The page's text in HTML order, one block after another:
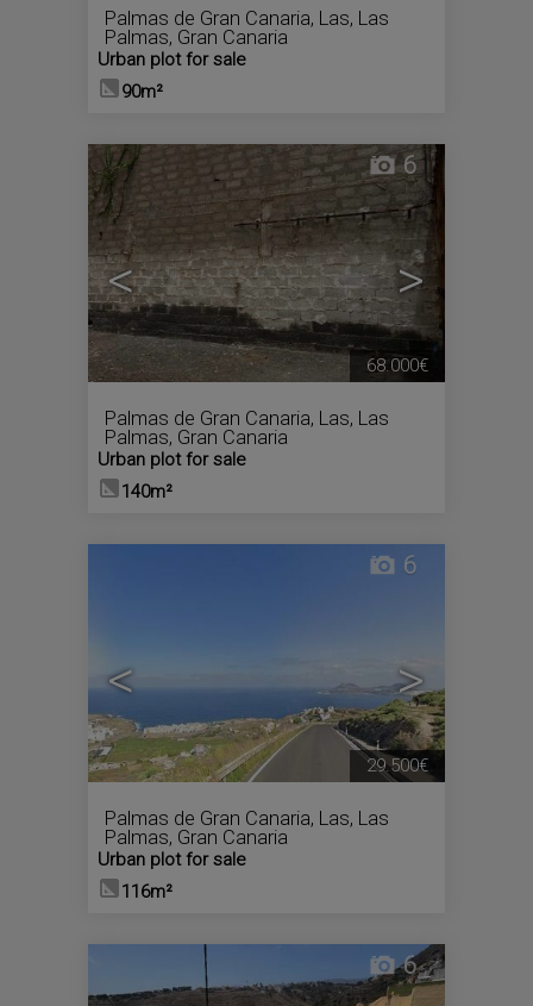
Palmas de Gran Canaria, Las, Las
Palmas, Gran Canaria
Urban plot for sale
90m²
< >
6
Palmas de Gran Canaria, Las, Las
Palmas, Gran Canaria
Urban plot for sale
140m²
68.000€
< >
6
Palmas de Gran Canaria, Las, Las
Palmas, Gran Canaria
Urban plot for sale
116m²
29.500€
6